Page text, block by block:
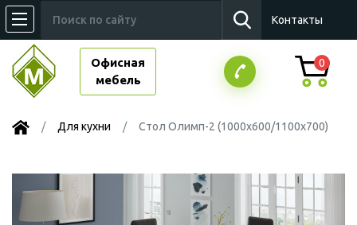
Контакты
Офисная
мебель
0
Для кухни Стол Олимп-2 (1000х600/1100х700)